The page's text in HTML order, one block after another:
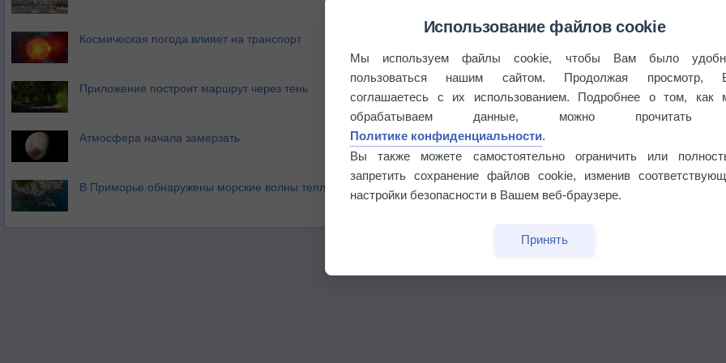
Космическая погода влияет на транспорт
Приложение построит маршрут через тень
Атмосфера начала замерзать
В Приморье обнаружены морские волны тепла
Использование файлов cookie
Мы используем файлы cookie, чтобы Вам было
пользоваться нашим сайтом. Продолжая просмотр,
соглашаетесь с их использованием. Подробнее о том, как
обрабатываем данные, можно прочитать
Политике конфиденциальности.
Вы также можете самостоятельно ограничить или
запретить сохранение файлов cookie, изменив
настройки безопасности в Вашем веб-браузере.
Принять